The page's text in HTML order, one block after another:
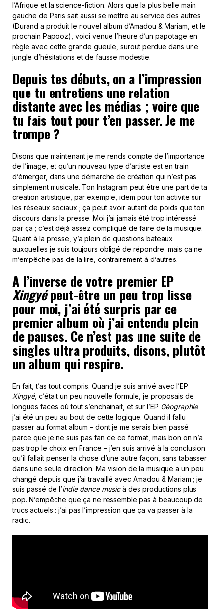
l’Afrique et la science-fiction. Alors que la plus belle main
gauche de Paris sait aussi se mettre au service des autres
(Durand a produit le nouvel album d’Amadou & Mariam, et le
prochain Papooz), voici venue l’heure d’un papotage en
règle avec cette grande gueule, surout perdue dans une
jungle d’hésitations et de fausse modestie.
Depuis tes débuts, on a l’impression
que tu entretiens une relation
distante avec les médias ; voire que
tu fais tout pour t’en passer. Je me
trompe ?
Disons que maintenant je me rends compte de l’importance
de l’image, et qu’un nouveau type d’artiste est en train
d’émerger, dans une démarche de création qui n’est pas
simplement musicale. Ton Instagram peut être une part de ta
création artistique, par exemple, idem pour ton activité sur
les réseaux sociaux ; ça peut avoir autant de poids que ton
discours dans la presse. Moi j’ai jamais été trop intéressé
par ça ; c’est déjà assez compliqué de faire de la musique.
Quant à la presse, y’a plein de questions bateaux
auxquelles je suis toujours obligé de répondre, mais ça ne
m’empêche pas de la lire, contrairement à d’autres.
A l’inverse de votre premier EP
Xingyépeut-être un peu trop lisse
pour moi, j’ai été surpris par ce
premier album où j’ai entendu plein
de pauses. Ce n’est pas une suite de
singles ultra produits, disons, plutôt
un album qui respire.
En fait, t’as tout compris. Quand je suis arrivé avec l’EP
Xingyé, c’était un peu nouvelle formule, je proposais de
longues faces où tout s’enchainait, et sur l’EP Géographie
j’ai été un peu au bout de cette logique. Quand il fallu
passer au format album – dont je me serais bien passé
parce que je ne suis pas fan de ce format, mais bon on n’a
pas trop le choix en France – j’en suis arrivé à la conclusion
qu’il fallait penser la chose d’une autre façon, sans tabasser
dans une seule direction. Ma vision de la musique a un peu
changé depuis que j’ai travaillé avec Amadou & Mariam ; je
suis passé de l’indie dance musicà des productions plus
pop. N’empêche que ça ne ressemble pas à beaucoup de
trucs actuels : j’ai pas l’impression que ça va passer à la
radio.